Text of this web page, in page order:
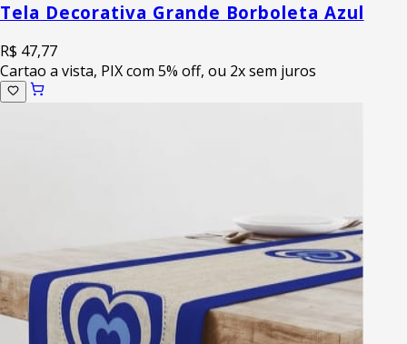
Tela Decorativa Grande Borboleta Azul
R$ 47,77
Cartao a vista, PIX com 5% off, ou 2x sem juros